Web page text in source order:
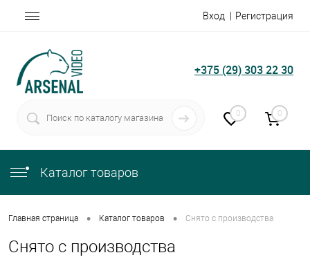
Вход Регистрация
+375 (29) 303 22 30
0 0
Каталог товаров
Главная страница • Каталог товаров • Снято с производства
Снято с производства